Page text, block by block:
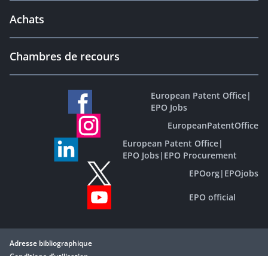
Achats
Chambres de recours
European Patent Office|
EPO Jobs
EuropeanPatentOffice
European Patent Office|
EPO Jobs| EPO Procurement
EPOorg| EPOjobs
EPO official
Adresse bibliographique